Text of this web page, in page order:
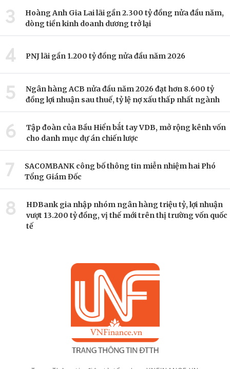
3
Hoàng Anh Gia Lai lãi gần 2.300 tỷ đồng nửa đầu năm,
dòng tiền kinh doanh dương trở lại
4 PNJ lãi gần 1.200 tỷ đồng nửa đầu năm 2026
5
Ngân hàng ACB nửa đầu năm 2026 đạt hơn 8.600 tỷ
đồng lợi nhuận sau thuế, tỷ lệ nợ xấu thấp nhất ngành
6
Tập đoàn của Bầu Hiển bắt tay VDB, mở rộng kênh vốn
cho danh mục dự án chiến lược
7
SACOMBANK công bố thông tin miễn nhiệm hai Phó
Tổng Giám Đốc
8
HDBank gia nhập nhóm ngân hàng triệu tỷ, lợi nhuận
vượt 13.200 tỷ đồng, vị thế mới trên thị trường vốn quốc
tế